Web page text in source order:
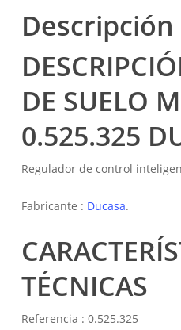
Descripción
DE SUELO
0.525.325
Regulador de control
Fabricante : Ducasa.
TÉCNICAS
Referencia : 0.525.325